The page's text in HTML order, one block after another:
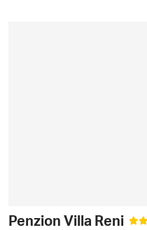
Penzion Villa Reni